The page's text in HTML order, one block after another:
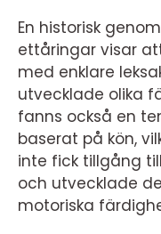
En historisk
ettåringar visar
med enklare
utvecklade olika
fanns också en
baserat på kön,
inte fick tillgång
och utvecklade
motoriska